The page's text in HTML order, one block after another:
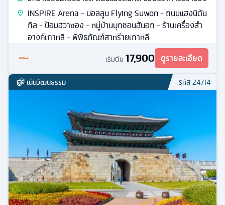
INSPIRE Arena - บอลลูน Flying Suwon - ถนนแฮงนิดัน
กิล - ป้อมฮวาซอง - หมู่บ้านบุกชอนฮันอก - ร้านเครื่องสำ
อางค์เกาหลี - พิพิธภัณฑ์สาหร่ายเกาหลี
เริ่มต้น 17,900 ดูรายละเอียด
เน้นวัฒนธรรม รหัส24714